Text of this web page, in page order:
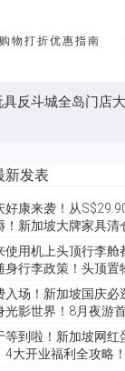
购物打折优惠指南
反斗城全岛门店
新发表
好康来袭！从
！新加坡大牌家具清
使用机上头顶行李舱
身行李政策！头顶置
入场！新加坡国庆
光影世界！8月夜游首
等到啦！新加坡网红
4大开业福利全攻略！